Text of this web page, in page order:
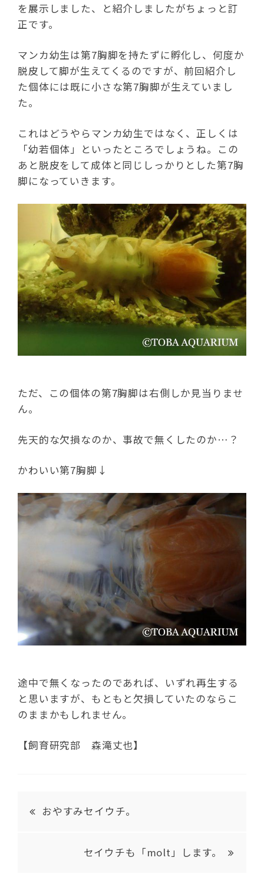
を展示しました、と紹介しましたがちょっと訂
正です。
マンカ幼生は第7胸脚を持たずに孵化し、何度か
脱皮して脚が生えてくるのですが、前回紹介し
た個体には既に小さな第7胸脚が生えていまし
た。
これはどうやらマンカ幼生ではなく、正しくは
「幼若個体」といったところでしょうね。この
あと脱皮をして成体と同じしっかりとした第7胸
脚になっていきます。
ただ、この個体の第7胸脚は右側しか見当りませ
ん。
先天的な欠損なのか、事故で無くしたのか…？
かわいい第7胸脚↓
途中で無くなったのであれば、いずれ再生する
と思いますが、もともと欠損していたのならこ
のままかもしれません。
【飼育研究部 森滝丈也】
おやすみセイウチ。
セイウチも「molt」します。